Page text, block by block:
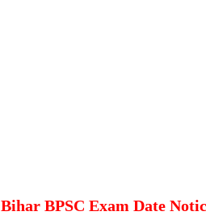
Bihar BPSC Exam Date